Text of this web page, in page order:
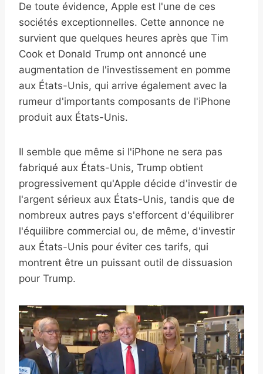
De toute évidence, Apple est l'une de ces
sociétés exceptionnelles. Cette annonce ne
survient que quelques heures après que Tim
Cook et Donald Trump ont annoncé une
augmentation de l'investissement en pomme
aux États-Unis, qui arrive également avec la
rumeur d'importants composants de l'iPhone
produit aux États-Unis.
Il semble que même si l'iPhone ne sera pas
fabriqué aux États-Unis, Trump obtient
progressivement qu'Apple décide d'investir de
l'argent sérieux aux États-Unis, tandis que de
nombreux autres pays s'efforcent d'équilibrer
l'équilibre commercial ou, de même, d'investir
aux États-Unis pour éviter ces tarifs, qui
montrent être un puissant outil de dissuasion
pour Trump.